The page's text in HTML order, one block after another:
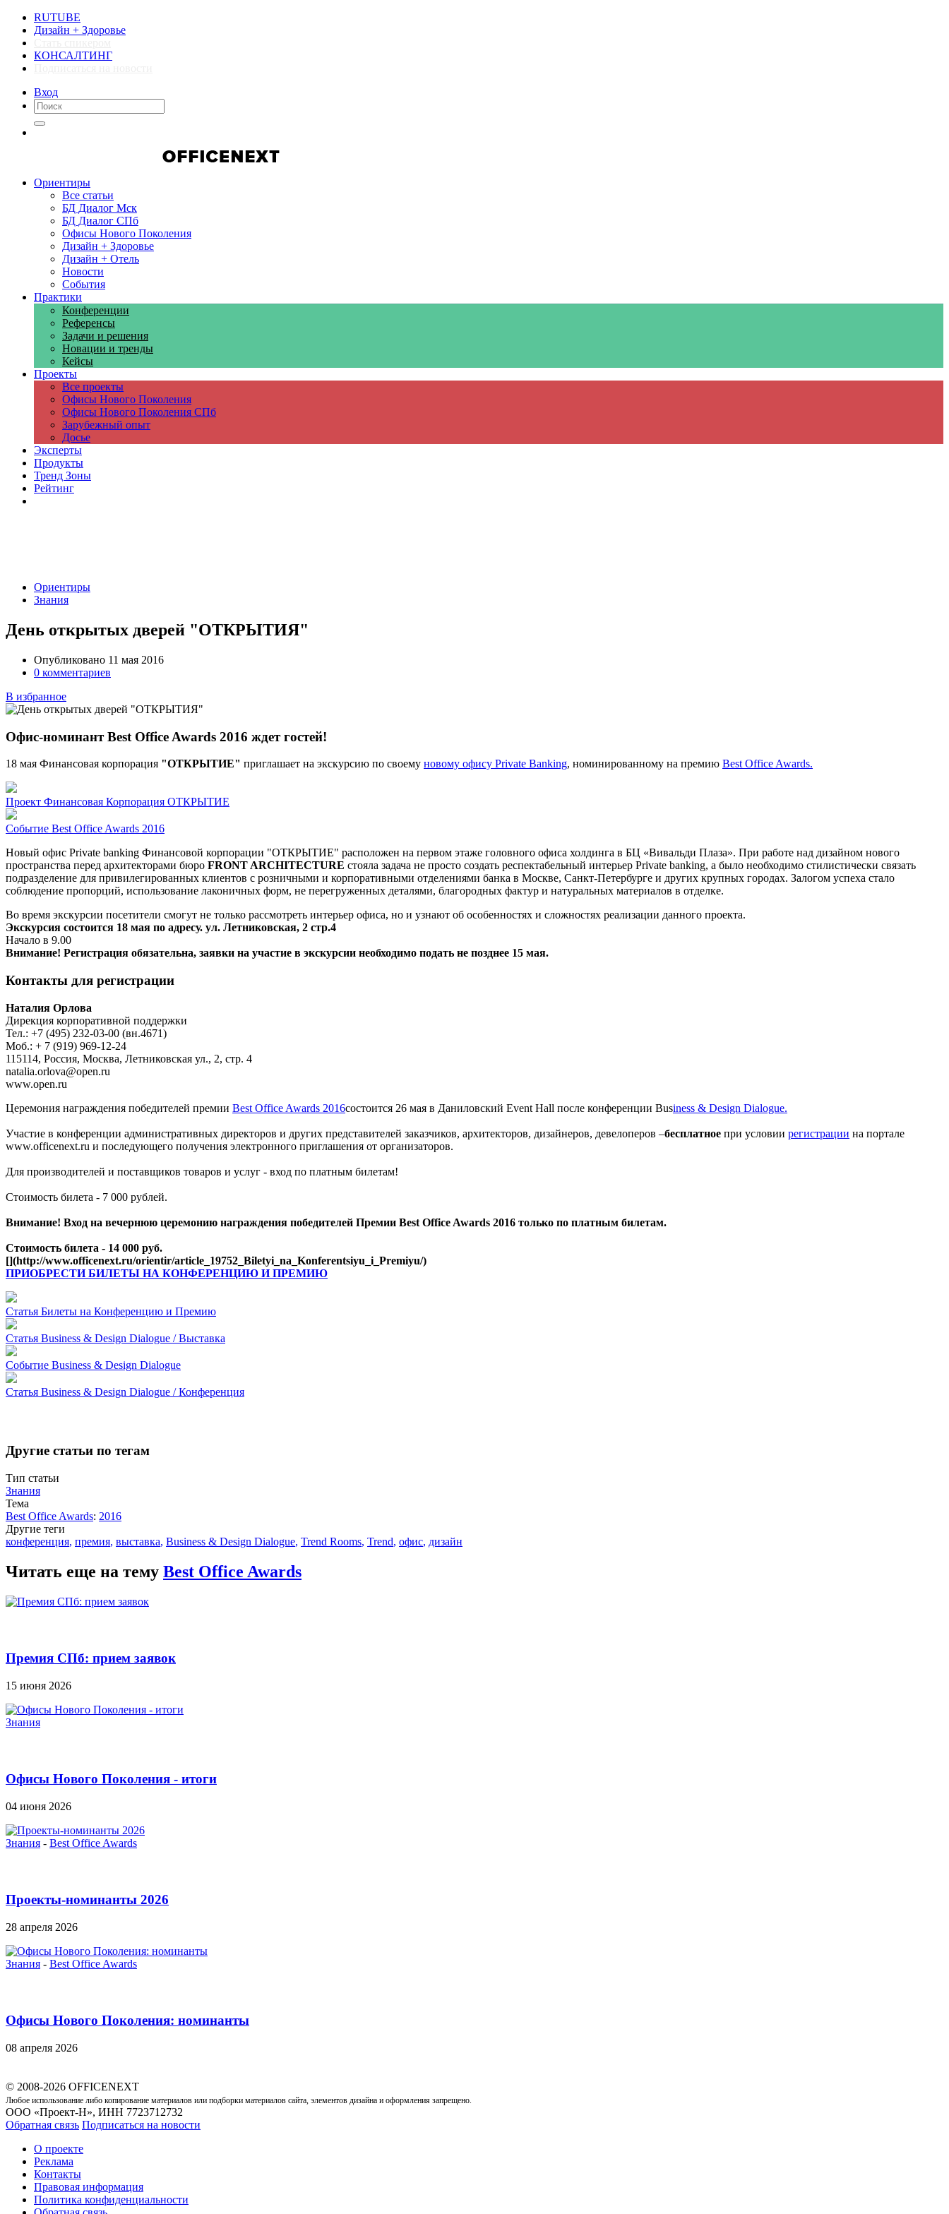
RUTUBE
Дизайн + Здоровье
КОНСАЛТИНГ
Вход
Ориентиры
Все статьи
БД Диалог Мск
БД Диалог СПб
Офисы Нового Поколения
Дизайн + Здоровье
Дизайн + Отель
Новости
События
Практики
Конференции
Референсы
Задачи и решения
Новации и тренды
Кейсы
Проекты
Все проекты
Офисы Нового Поколения
Офисы Нового Поколения СПб
Зарубежный опыт
Досье
Эксперты
Продукты
Тренд Зоны
Рейтинг
Ориентиры
Знания
День открытых дверей "ОТКРЫТИЯ"
Опубликовано 11 мая 2016
0 комментариев
В избранное
Офис-номинант Best Office Awards 2016 ждет гостей!
18 мая Финансовая корпорация "ОТКРЫТИЕ" приглашает на экскурсию по своему новому офису Private Banking, номинированному на премию Best Office Awards.
Проект Финансовая Корпорация ОТКРЫТИЕ
Событие Best Office Awards 2016
Новый офис Private banking Финансовой корпорации "ОТКРЫТИЕ" расположен на первом этаже головного офиса холдинга в БЦ «Вивальди Плаза». При работе над дизайном нового
пространства перед архитекторами бюро FRONT ARCHITECTURE стояла задача не просто создать респектабельный интерьер Private banking, а было необходимо стилистически связать
подразделение для привилегированных клиентов с розничными и корпоративными отделениями банка в Москве, Санкт-Петербурге и других крупных городах. Залогом успеха стало
соблюдение пропорций, использование лаконичных форм, не перегруженных деталями, благородных фактур и натуральных материалов в отделке.
Во время экскурсии посетители смогут не только рассмотреть интерьер офиса, но и узнают об особенностях и сложностях реализации данного проекта.
Экскурсия состоится 18 мая по адресу. ул. Летниковская, 2 стр.4
Начало в 9.00
Внимание! Регистрация обязательна, заявки на участие в экскурсии необходимо подать не позднее 15 мая.
Контакты для регистрации
Наталия Орлова
Дирекция корпоративной поддержки
Тел.: +7 (495) 232-03-00 (вн.4671)
Моб.: + 7 (919) 969-12-24
115114, Россия, Москва, Летниковская ул., 2, стр. 4
natalia.orlova@open.ru
www.open.ru
Церемония награждения победителей премии Best Office Awards 2016состоится 26 мая в Даниловский Event Hall после конференции Business & Design Dialogue.
Участие в конференции административных директоров и других представителей заказчиков, архитекторов, дизайнеров, девелоперов –бесплатное при условии регистрации на портале
www.officenext.ru и последующего получения электронного приглашения от организаторов.
Для производителей и поставщиков товаров и услуг - вход по платным билетам!
Стоимость билета - 7 000 рублей.
Внимание! Вход на вечернюю церемонию награждения победителей Премии Best Office Awards 2016 только по платным билетам.
Стоимость билета - 14 000 руб.
[](http://www.officenext.ru/orientir/article_19752_Biletyi_na_Konferentsiyu_i_Premiyu/)
ПРИОБРЕСТИ БИЛЕТЫ НА КОНФЕРЕНЦИЮ И ПРЕМИЮ
Статья Билеты на Конференцию и Премию
Статья Business & Design Dialogue / Выставка
Событие Business & Design Dialogue
Статья Business & Design Dialogue / Конференция
Другие статьи по тегам
Тип статьи
Знания
Тема
Best Office Awards: 2016
Другие теги
конференция, премия, выставка, Business & Design Dialogue, Trend Rooms, Trend, офис, дизайн
Читать еще на тему Best Office Awards
Премия СПб: прием заявок
15 июня 2026
Знания
Офисы Нового Поколения - итоги
04 июня 2026
Знания - Best Office Awards
Проекты-номинанты 2026
28 апреля 2026
Знания - Best Office Awards
Офисы Нового Поколения: номинанты
08 апреля 2026
© 2008-2026 OFFICENEXT
Любое использование либо копирование материалов или подборки материалов сайта, элементов дизайна и оформления запрещено.
ООО «Проект-Н», ИНН 7723712732
Обратная связь Подписаться на новости
О проекте
Реклама
Контакты
Правовая информация
Политика конфиденциальности